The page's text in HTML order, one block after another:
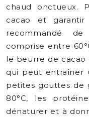
chaud onctueux.
cacao et
recommandé
comprise entre
le beurre de
qui peut entraîner
petites gouttes de
80°C, les
dénaturer et à